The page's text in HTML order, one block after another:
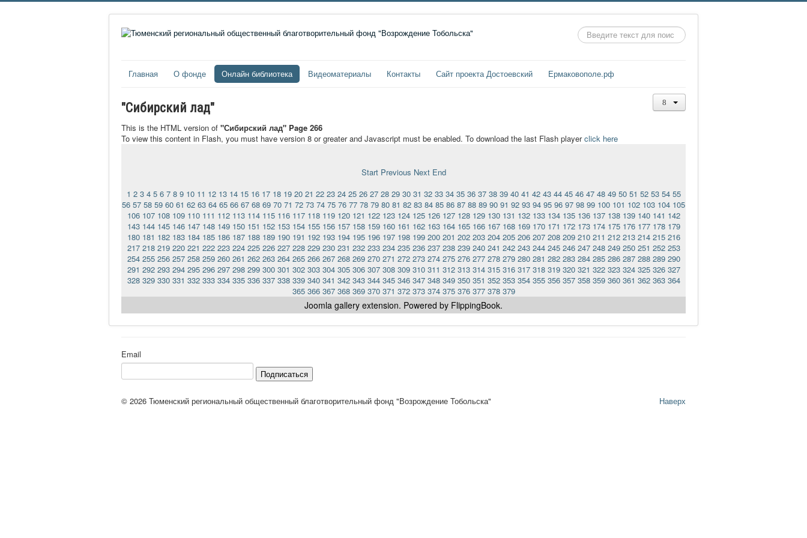
Искать...
Главная О фонде Онлайн библиотека Видеоматериалы Контакты Сайт проекта Достоевский Ермаковополе.рф
"Сибирский лад"
This is the HTML version of "Сибирский лад" Page 266
To view this content in Flash, you must have version 8 or greater and Javascript must be enabled. To download the last Flash playerclick here
Start Previous Next End
1 2 3 4 5 6 7 8 9 10 11 12 13 14 15 16 17 18 19 20 21 22 23 24 25 26 27 28 29 30 31 32 33 34 35 36 37 38 39 40 41 42 43 44 45 46 47 48 49 50 51 52 53 54 55
56 57 58 59 60 61 62 63 64 65 66 67 68 69 70 71 72 73 74 75 76 77 78 79 80 81 82 83 84 85 86 87 88 89 90 91 92 93 94 95 96 97 98 99 100 101 102 103 104 105
106 107 108 109 110 111 112 113 114 115 116 117 118 119 120 121 122 123 124 125 126 127 128 129 130 131 132 133 134 135 136 137 138 139 140 141 142
143 144 145 146 147 148 149 150 151 152 153 154 155 156 157 158 159 160 161 162 163 164 165 166 167 168 169 170 171 172 173 174 175 176 177 178 179
180 181 182 183 184 185 186 187 188 189 190 191 192 193 194 195 196 197 198 199 200 201 202 203 204 205 206 207 208 209 210 211 212 213 214 215 216
217 218 219 220 221 222 223 224 225 226 227 228 229 230 231 232 233 234 235 236 237 238 239 240 241 242 243 244 245 246 247 248 249 250 251 252 253
254 255 256 257 258 259 260 261 262 263 264 265 266 267 268 269 270 271 272 273 274 275 276 277 278 279 280 281 282 283 284 285 286 287 288 289 290
291 292 293 294 295 296 297 298 299 300 301 302 303 304 305 306 307 308 309 310 311 312 313 314 315 316 317 318 319 320 321 322 323 324 325 326 327
328 329 330 331 332 333 334 335 336 337 338 339 340 341 342 343 344 345 346 347 348 349 350 351 352 353 354 355 356 357 358 359 360 361 362 363 364
365 366 367 368 369 370 371 372 373 374 375 376 377 378 379
Joomla gallery extension. Powered by FlippingBook.
Email
Подписаться
Наверх
© 2026 Тюменский региональный общественный благотворительный фонд "Возрождение Тобольска"